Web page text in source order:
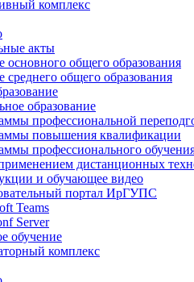
комплекс
акты
основного общего образования
среднего общего образования
образование
профессиональной
повышения квалификации
профессионального
дистанционных
и обучающее видео
портал ИрГУПС
Teams
Server
обучение
комплекс